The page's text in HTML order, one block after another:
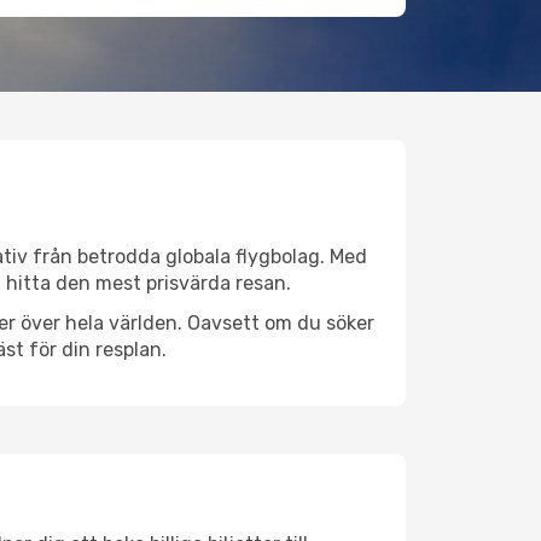
från betrodda globala flygbolag. Med
den mest prisvärda resan.
över hela världen. Oavsett om du söker
för din resplan.